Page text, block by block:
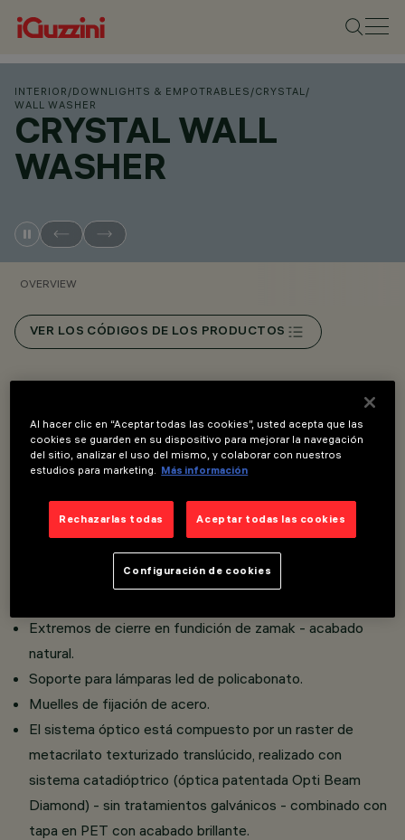
INTERIOR /DOWNLIGHTS & EMPOTRABLES /CRYSTAL/
WALL WASHER
CRYSTAL WALL
WASHER
OVERVIEW
VER LOS CÓDIGOS DE LOS PRODUCTOS
Luminaria empotrable con dispositivo fuente y raster
emisor
Versión wall washer: la aplicación combinada de
apantallamientos perfilados específicos ofrece una
emisión asimétrica definida sobre la superficie vertical.
Cuerpo principal de aluminio extruido - acabado
Extremos de cierre en fundición de zamak - acabado
natural.
Soporte para lámparas led de policabonato.
Muelles de fijación de acero.
El sistema óptico está compuesto por un raster de
metacrilato texturizado translúcido, realizado con
sistema catadióptrico (óptica patentada Opti Beam
Diamond) - sin tratamientos galvánicos - combinado con
tapa en PET con acabado brillante.
Al hacer clic en “Aceptar todas las cookies”, usted acepta que las
cookies se guarden en su dispositivo para mejorar la navegación
del sitio, analizar el uso del mismo, y colaborar con nuestros
estudios para marketing.
Más información
Rechazarlas todas Aceptar todas las cookies
Configuración de cookies